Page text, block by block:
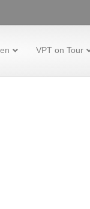
VPT on Tour